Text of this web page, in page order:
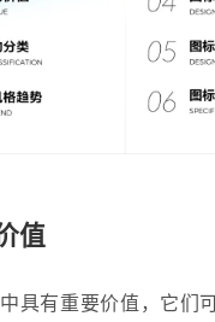
值
具有重要价值，它们